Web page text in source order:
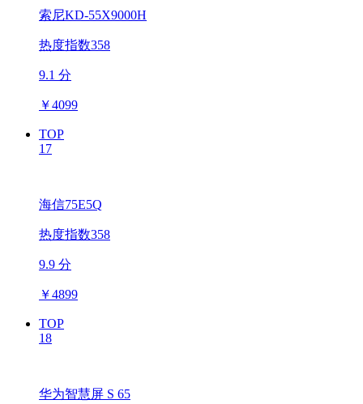
索尼KD-55X9000H
热度指数358
9.1 分
￥4099
TOP
17
海信75E5Q
热度指数358
9.9 分
￥4899
TOP
18
华为智慧屏 S 65